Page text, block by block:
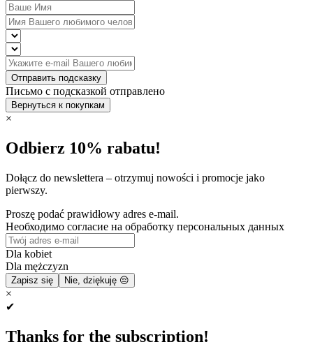
Отправить подсказку
Письмо с подсказкой отправлено
Вернуться к покупкам
×
Odbierz 10% rabatu!
Dołącz do newslettera – otrzymuj nowości i promocje jako
pierwszy.
Proszę podać prawidłowy adres e-mail.
Необходимо согласие на обработку персональных данных
Dla kobiet
Dla mężczyzn
Zapisz się Nie, dziękuję 😔
×
✔
Thanks for the subscription!